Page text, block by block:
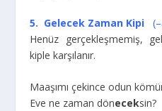
5. Gelecek Zaman Kipi
Henüz gerçekleşmemiş,
kiple karşılanır.
Maaşımı çekince odun
Eve ne zaman döneceksin?